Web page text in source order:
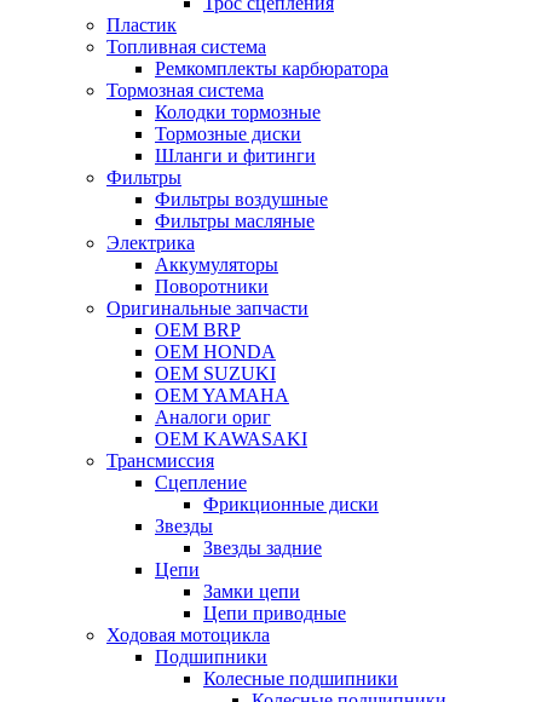
Пластик
Топливная система
Ремкомплекты карбюратора
Тормозная система
Колодки тормозные
Тормозные диски
Шланги и фитинги
Фильтры
Фильтры воздушные
Фильтры масляные
Электрика
Аккумуляторы
Поворотники
Оригинальные запчасти
OEM BRP
OEM HONDA
OEM SUZUKI
OEM YAMAHA
Аналоги ориг
OEM KAWASAKI
Трансмиссия
Cцепление
Фрикционные диски
Звезды
Звезды задние
Цепи
Замки цепи
Цепи приводные
Ходовая мотоцикла
Подшипники
Колесные подшипники